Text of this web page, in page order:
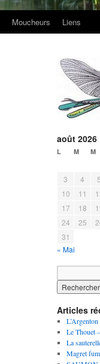
Moucheurs Liens
août 2026
L M M
3
4 5
10
11
17
18
24
25
31
« Mai
Articles
Le Thouet
La
Magret